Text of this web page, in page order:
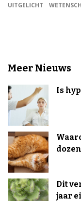
UITGELICHT
Meer Nieuws
Is
Dit
jaar